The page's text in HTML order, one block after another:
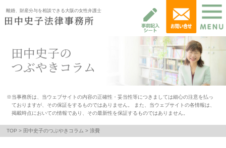
離婚、財産分与を相談できる大阪の女性弁護士
田中史子の
つぶやきコラム
※当事務所は、当ウェブサイトの内容の正確性・妥当性等につきましては細心の注意を払っ
ておりますが、その保証をするものではありません。 また、当ウェブサイトの各情報は、
掲載時点においての情報であり、その最新性を保証するものではありません。
TOP > 田中史子のつぶやきコラム > 浪費